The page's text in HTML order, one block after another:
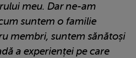
meu. Dar ne-am
suntem o familie
membri, suntem sănătoși
a experienței pe care